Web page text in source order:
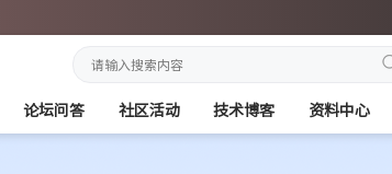
论坛问答 社区活动 技术博客 资料中心